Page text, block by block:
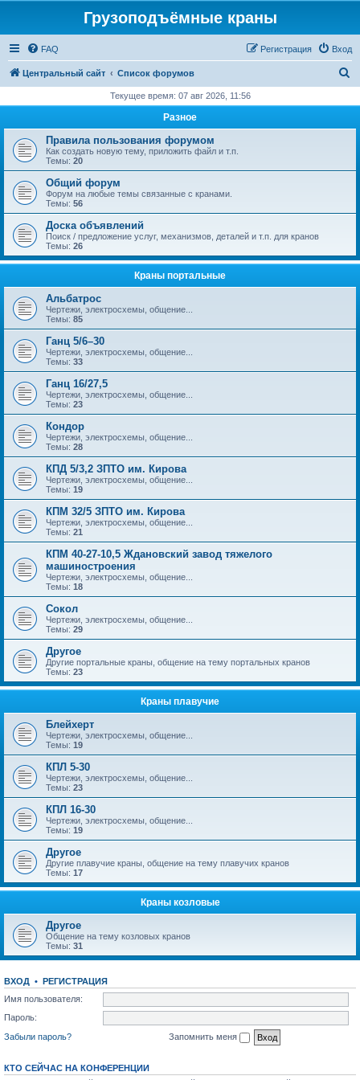
Грузоподъёмные краны
FAQ Вход
Регистрация
Центральный сайт Список форумов
с
Текущее время: 07 авг 2026, 11:56
Разное
Правила пользования форумом
Как создать новую тему, приложить файл и т.п.
Темы: 20
Общий форум
Форум на любые темы связанные с кранами.
Темы: 56
Доска объявлений
Поиск / предложение услуг, механизмов, деталей и т.п. для кранов
Темы: 26
Краны портальные
Альбатрос
Чертежи, электросхемы, общение...
Темы: 85
Ганц 5/6–30
Чертежи, электросхемы, общение...
Темы: 33
Ганц 16/27,5
Чертежи, электросхемы, общение...
Темы: 23
Кондор
Чертежи, электросхемы, общение...
Темы: 28
КПД 5/3,2 ЗПТО им. Кирова
Чертежи, электросхемы, общение...
Темы: 19
КПМ 32/5 ЗПТО им. Кирова
Чертежи, электросхемы, общение...
Темы: 21
КПМ 40-27-10,5 Ждановский завод тяжелого
машиностроения
Чертежи, электросхемы, общение...
Темы: 18
Сокол
Чертежи, электросхемы, общение...
Темы: 29
Другое
Другие портальные краны, общение на тему портальных кранов
Темы: 23
Краны плавучие
Блейхерт
Чертежи, электросхемы, общение...
Темы: 19
КПЛ 5-30
Чертежи, электросхемы, общение...
Темы: 23
КПЛ 16-30
Чертежи, электросхемы, общение...
Темы: 19
Другое
Другие плавучие краны, общение на тему плавучих кранов
Темы: 17
Краны козловые
Другое
Общение на тему козловых кранов
Темы: 31
ВХОД • РЕГИСТРАЦИЯ
Имя пользователя:
Пароль:
Забыли пароль?
Запомнить меня
КТО СЕЙЧАС НА КОНФЕРЕНЦИИ